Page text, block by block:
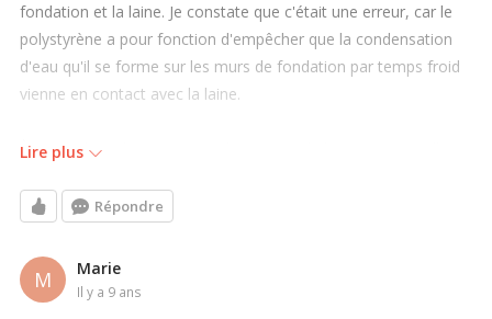
fondation et la laine. Je constate que c'était une erreur, car le
polystyrène a pour fonction d'empêcher que la condensation
d'eau qu'il se forme sur les murs de fondation par temps froid
vienne en contact avec la laine.
À part enlever les panneaux de gypse et la laine pour installer
solutions pour minimiser les risques de développement de
condensation d'eau sur les murs de fondation?
Lire plus
Répondre
M Marie
il y a 9 ans